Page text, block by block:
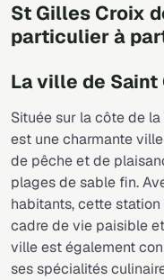
St Gilles Croix
particulier à
La ville de Saint
Située sur la côte de
est une charmante
de pêche et de
plages de sable fin.
habitants, cette
cadre de vie paisible
ville est également
ses spécialités